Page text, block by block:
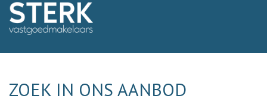
ZOEK IN ONS AANBOD